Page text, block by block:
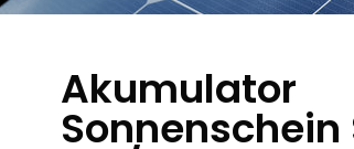
Akumulator
Sonnenschein